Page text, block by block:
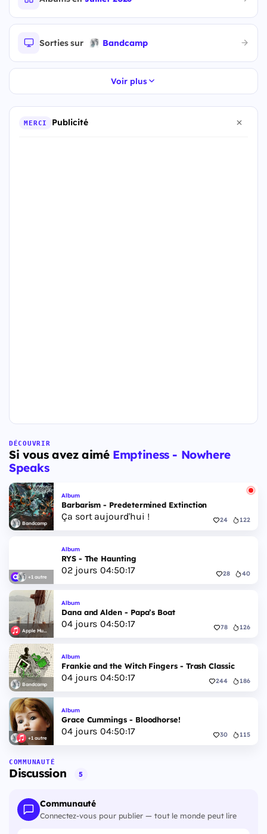
Sorties sur Bandcamp
Voir plus
MERCI Publicité
DÉCOUVRIR
Si vous avez aimé Emptiness - Nowhere
Speaks
Bandcamp
Album
Barbarism - Predetermined Extinction
Ça sort aujourd'hui ! 24 122
+1 autre
Album
RYS - The Haunting
02jours 04:50:17 28 40
Apple Music
Album
Dana and Alden - Papa’s Boat
04jours 04:50:17 78 126
Bandcamp
Album
Frankie and the Witch Fingers - Trash Classic
04jours 04:50:17 244 186
+1 autre
Album
Grace Cummings - Bloodhorse!
04jours 04:50:17 30 115
COMMUNAUTÉ
Discussion 5
Communauté
Connectez-vous pour publier — tout le monde peut lire